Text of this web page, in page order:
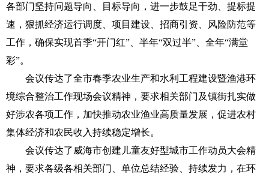
各部门坚持问题导向、目标导向，进一步鼓足干劲、提标提
速，狠抓经济运行调度、项目建设、招商引资、风险防范等
工作，确保实现首季“开门红”、半年“双过半”、全年“满堂
彩”。
会议传达了全市春季农业生产和水利工程建设暨渔港环
境综合整治工作现场会议精神，要求相关部门及镇街扎实做
好涉农各项工作，加快推动农业渔业高质量发展，促进农村
集体经济和农民收入持续稳定增长。
会议传达了威海市创建儿童友好型城市工作动员大会精
神，要求各级各相关部门、单位总结经验、持续发力，在环